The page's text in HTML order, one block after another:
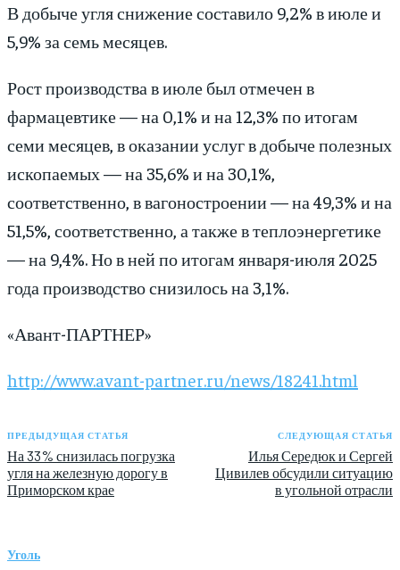
В добыче угля снижение составило 9,2% в июле и
5,9% за семь месяцев.
Рост производства в июле был отмечен в
фармацевтике — на 0,1% и на 12,3% по итогам
семи месяцев, в оказании услуг в добыче полезных
ископаемых — на 35,6% и на 30,1%,
соответственно, в вагоностроении — на 49,3% и на
51,5%, соответственно, а также в теплоэнергетике
— на 9,4%. Но в ней по итогам января-июля 2025
года производство снизилось на 3,1%.
«Авант-ПАРТНЕР»
http://www.avant-partner.ru/news/18241.html
ПРЕДЫДУЩАЯ СТАТЬЯ
На 33% снизилась погрузка
угля на железную дорогу в
Приморском крае
СЛЕДУЮЩАЯ СТАТЬЯ
Илья Середюк и Сергей
Цивилев обсудили ситуацию
в угольной отрасли
Уголь